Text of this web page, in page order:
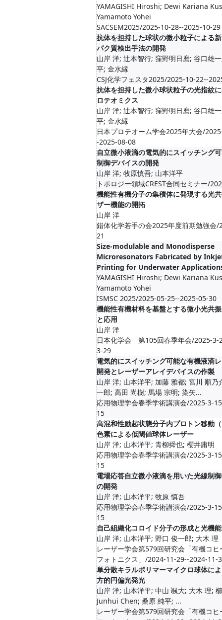
YAMAGISHI Hiroshi; Dewi Kariana
Yamamoto Yohei
SACSEM2025/2025-10-28--2025-10-29
抗体を担持した球状の微小粒子による
パク質検出手法の開発
山岸 洋; 辻本智行; 窪野明日麿; 谷口雄
平; 金水縁
CSJ化学フェスタ2025/2025-10-22--
抗体を担持した微小球状粒子の光指紋
ロテオミクス
山岸 洋; 辻本智行; 窪野明日麿; 谷口雄
平; 金水縁
日本プロテオーム学会2025年大会/
-2025-08-08
自立微小液滴の電気的にスイッチング
制御デバイスの開発
山岸 洋; 牧原慎吾; 山本洋平
トポロジー領域CREST合同セミナー/
機能性有機分子の集積体に発現する光
ザー機能の開拓
山岸 洋
錯体化学若手の会2025年度前期勉強会/
21
Size-modulable and Monodisperse
Microresonators Fabricated by
Printing for Underwater
YAMAGISHI Hiroshi; Dewi Kariana
Yamamoto Yohei
ISMSC 2025/2025-05-25--2025-05-30
機能性有機材料を基盤とする微小光共
と応用
山岸 洋
日本化学会 第105回春季年会/2025-3-
3-29
電気的にスイッチング可能な有機液滴
開発とレーザーアレイデバイスの作製
山岸 洋; 山本洋平; 加藤 雅都; 宮川 順乃
一郎; 高田 尚樹; 馬場 宗明; 染矢...
応用物理学会春季学術講演会/2025-3-
15
高混和性励起状態分子内プロトン移動
色素による低閾値球体レーザー
山岸 洋; 山本洋平; 青柳舜也; 櫻井庸明
応用物理学会春季学術講演会/2025-3-
15
電場応答自立微小液滴を用いた光線制
の開発
山岸 洋; 山本洋平; 牧原 慎吾
応用物理学会春季学術講演会/2025-3-
15
自己組織化コロイド分子の形成と光機能
山岸 洋; 山本洋平; 野口 俊一郎; 大木 理
レーザー学会第579回研究会「有機コヒ
フォトニクス」/2024-11-29--2024-11-
単分散キラルポリマーマイクロ球体に
方的円偏光発光
山岸 洋; 山本洋平; 中山 颯大; 大木 理;
Junhui Chen; 桑原 純平; ...
レーザー学会第579回研究会「有機コヒ